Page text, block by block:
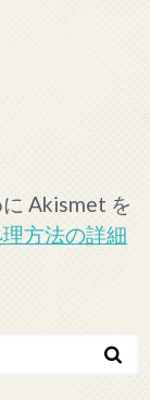
Akismet を
方法の詳細